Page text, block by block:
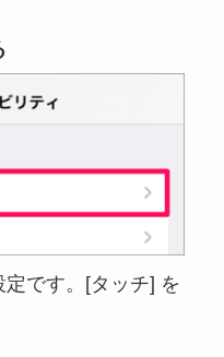
です。[タッチ] を